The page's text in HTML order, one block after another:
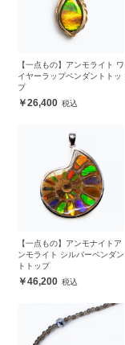
【一点もの】アンモライト ワ
イヤーラップペンダントトッ
プ
26,400
【一点もの】アンモナイトア
ンモライト シルバーペンダン
トトップ
46,200